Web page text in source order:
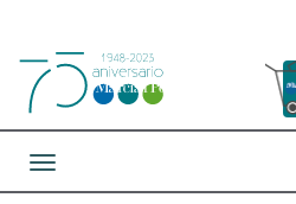
Toggle navigation